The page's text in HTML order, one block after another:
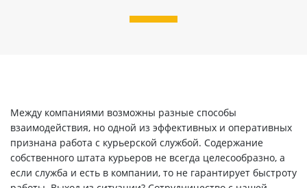
Между компаниями возможны разные способы
взаимодействия, но одной из эффективных и оперативных
признана работа с курьерской службой. Содержание
собственного штата курьеров не всегда целесообразно, а
если служба и есть в компании, то не гарантирует быстроту